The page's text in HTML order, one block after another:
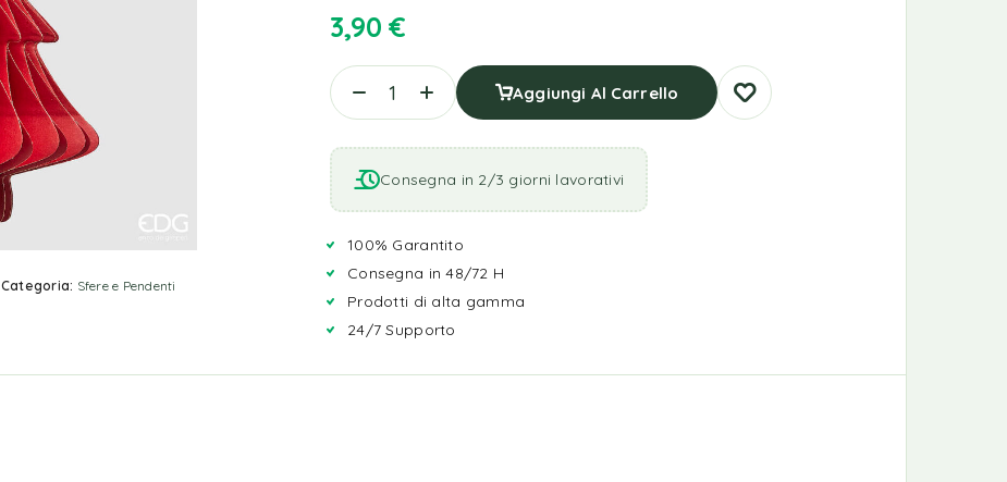
Categoria: Sfere e Pendenti
3,90 €
Aggiungi Al Carrello
Consegna in 2/3 giorni lavorativi
100% Garantito
Consegna in 48/72 H
Prodotti di alta gamma
24/7 Supporto